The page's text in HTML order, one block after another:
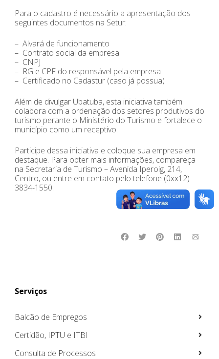
Para o cadastro é necessário a apresentação dos
seguintes documentos na Setur:
– Alvará de funcionamento
– Contrato social da empresa
– CNPJ
– RG e CPF do responsável pela empresa
– Certificado no Cadastur (caso já possua)
Além de divulgar Ubatuba, esta iniciativa também
colabora com a ordenação dos setores produtivos do
turismo perante o Ministério do Turismo e fortalece o
município como um receptivo.
Participe dessa iniciativa e coloque sua empresa em
destaque. Para obter mais informações, compareça
na Secretaria de Turismo – Avenida Iperoig, 214,
Centro, ou entre em contato pelo telefone (0xx12)
3834-1550.
Serviços
Balcão de Empregos
Certidão, IPTU e ITBI
Consulta de Processos